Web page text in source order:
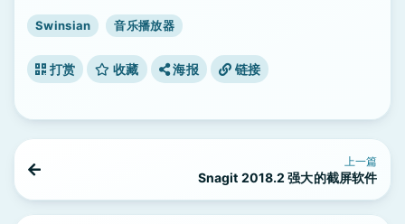
Swinsian 音乐播放器
打赏 收藏 海报 链接
上一篇
Snagit 2018.2 强大的截屏软件